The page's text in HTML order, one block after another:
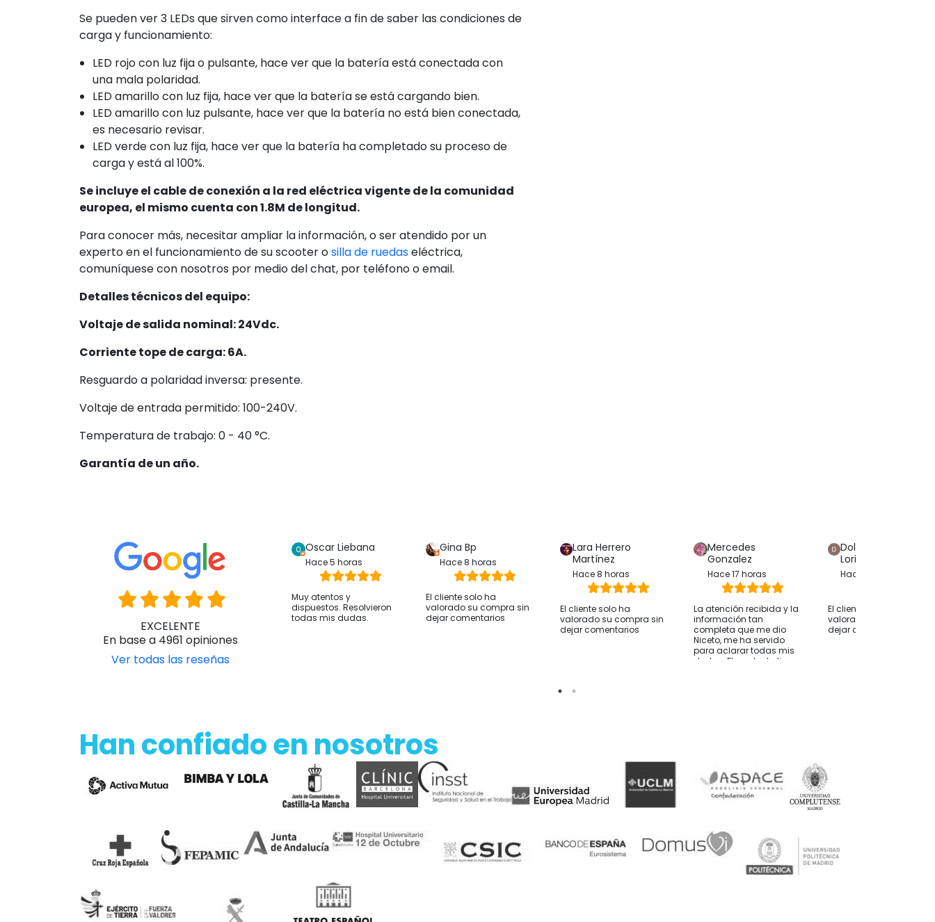
Se pueden ver 3 LEDs que sirven como interface a fin de saber las condiciones de
carga y funcionamiento:
LED rojo con luz fija o pulsante, hace ver que la batería está conectada con
una mala polaridad.
LED amarillo con luz fija, hace ver que la batería se está cargando bien.
LED amarillo con luz pulsante, hace ver que la batería no está bien conectada,
es necesario revisar.
LED verde con luz fija, hace ver que la batería ha completado su proceso de
carga y está al 100%.
Se incluye el cable de conexión a la red eléctrica vigente de la comunidad
europea, el mismo cuenta con 1.8M de longitud.
Para conocer más, necesitar ampliar la información, o ser atendido por un
experto en el funcionamiento de su scooter osilla de ruedaseléctrica,
comuníquese con nosotros por medio del chat, por teléfono o email.
Detalles técnicos del equipo:
Voltaje de salida nominal: 24Vdc.
Corriente tope de carga: 6A.
Resguardo a polaridad inversa: presente.
Voltaje de entrada permitido: 100-240V.
Temperatura de trabajo: 0 - 40 °C.
Garantía de un año.
EXCELENTE
En base a 4961 opiniones
Ver todas las reseñas
Oscar Liebana
Hace 5 horas
Muy atentos y
dispuestos. Resolvieron
todas mis dudas.
Gina Bp
Hace 8 horas
El cliente solo ha
valorado su compra sin
dejar comentarios
Lara Herrero
Martínez
Hace 8 horas
El cliente solo ha
valorado su compra sin
dejar comentarios
Mercedes
Gonzalez
Hace 17 horas
La atención recibida y la
información tan
completa que me dio
Niceto, me ha servido
para aclarar todas mis
dudas. El producto tiene
Dolores Hijon
Loriente
Hace 12 horas
El cliente solo ha
valorado su compra sin
dejar comentarios
Han confiado en nosotros